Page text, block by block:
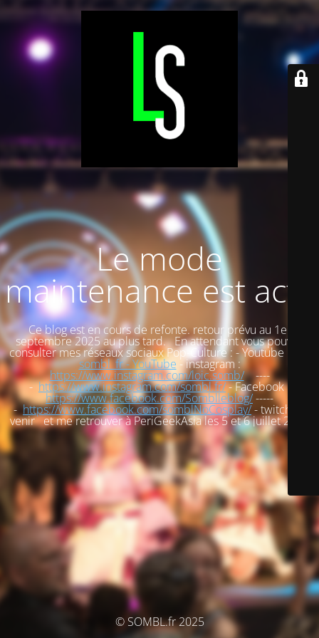
Le mode
maintenance est actif
Ce blog est en cours de refonte. retour prévu au 1er
septembre 2025 au plus tard. En attendant vous pouvez
consulter mes réseaux sociaux Pop-Culture : - Youtube :
sombl_fr - YouTube - instagram :
https://www.instagram.com/loic.somb/----
-https://www.instagram.com/sombl.fr/- Facebook :
https://www.facebook.com/Somblleblog/-----
-https://www.facebook.com/somblNoCosplay/- twitch : à
venir et me retrouver à PeriGeekAsia les 5 et 6 juillet 2025
© SOMBL.fr 2025